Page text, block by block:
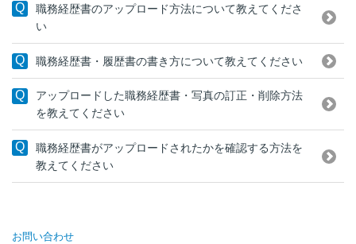
職務経歴書のアップロード方法について教えてくださ
い
職務経歴書・履歴書の書き方について教えてください
アップロードした職務経歴書・写真の訂正・削除方法
を教えてください
職務経歴書がアップロードされたかを確認する方法を
教えてください
お問い合わせ